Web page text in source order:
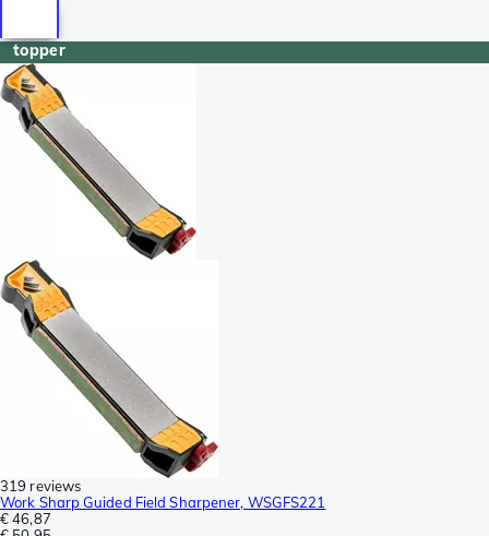
topper
319 reviews
Work Sharp Guided Field Sharpener, WSGFS221
€ 46,87